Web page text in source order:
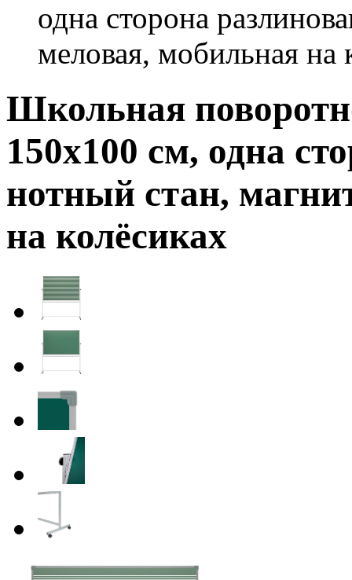
одна сторона
меловая, мобильная на
Школьная
150х100 см, одна
нотный стан,
на колёсиках